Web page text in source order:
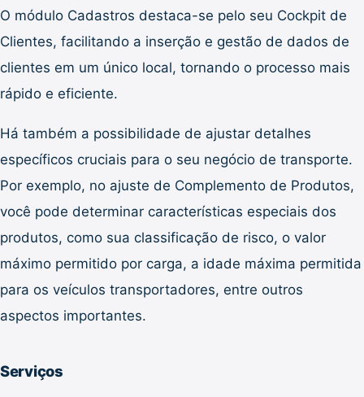
O módulo Cadastros destaca-se pelo seu Cockpit de
Clientes, facilitando a inserção e gestão de dados de
clientes em um único local, tornando o processo mais
rápido e eficiente.
Há também a possibilidade de ajustar detalhes
específicos cruciais para o seu negócio de transporte.
Por exemplo, no ajuste de Complemento de Produtos,
você pode determinar características especiais dos
produtos, como sua classificação de risco, o valor
máximo permitido por carga, a idade máxima permitida
para os veículos transportadores, entre outros
aspectos importantes.
Serviços